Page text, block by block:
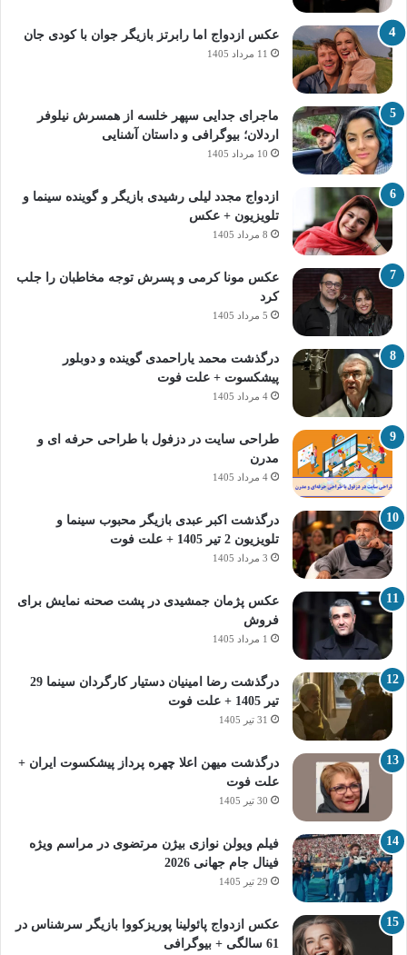
عکس ازدواج اما رابرتز بازیگر جوان با کودی جان
11 مرداد 1405
ماجرای جدایی سپهر خلسه از همسرش نیلوفر
اردلان؛ بیوگرافی و داستان آشنایی
10 مرداد 1405
ازدواج مجدد لیلی رشیدی بازیگر و گوینده سینما و
تلویزیون + عکس
8 مرداد 1405
عکس مونا کرمی و پسرش توجه مخاطبان را جلب
کرد
5 مرداد 1405
درگذشت محمد یاراحمدی گوینده و دوبلور
پیشکسوت + علت فوت
4 مرداد 1405
طراحی سایت در دزفول با طراحی حرفه‌ ای و
مدرن
4 مرداد 1405
درگذشت اکبر عبدی بازیگر محبوب سینما و
تلویزیون 2 تیر 1405 + علت فوت
3 مرداد 1405
عکس پژمان جمشیدی در پشت صحنه نمایش برای
فروش
1 مرداد 1405
درگذشت رضا امینیان دستیار کارگردان سینما 29
تیر 1405 + علت فوت
31 تیر 1405
درگذشت میهن اعلا چهره پرداز پیشکسوت ایران +
علت فوت
30 تیر 1405
فیلم ویولن نوازی بیژن مرتضوی در مراسم ویژه
فینال جام جهانی 2026
29 تیر 1405
عکس ازدواج پائولینا پوریزکووا بازیگر سرشناس در
61 سالگی + بیوگرافی